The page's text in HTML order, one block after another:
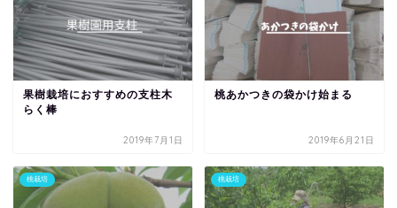
果樹栽培におすすめの支柱木
らく棒
2019年7月1日
桃あかつきの袋かけ始まる
2019年6月21日
桃栽培 桃栽培